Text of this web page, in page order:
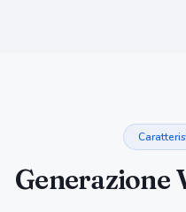
Generazione